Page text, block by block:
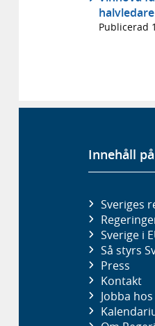
halvledare
Publicerad
Innehåll
Sveriges
Sverige i
Så styrs
Press
Kontakt
Jobba